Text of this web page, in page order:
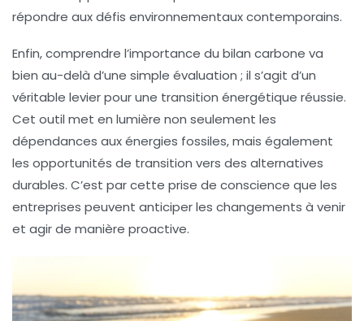
répondre aux défis environnementaux contemporains.
Enfin, comprendre l’importance du bilan carbone va
bien au-delà d’une simple évaluation ; il s’agit d’un
véritable levier pour une transition énergétique réussie.
Cet outil met en lumière non seulement les
dépendances auxénergies fossiles, mais également
les opportunités de transition vers des alternatives
durables. C’est par cette prise de conscience que les
entreprises peuvent anticiper les changements à venir
et agir de manière proactive.